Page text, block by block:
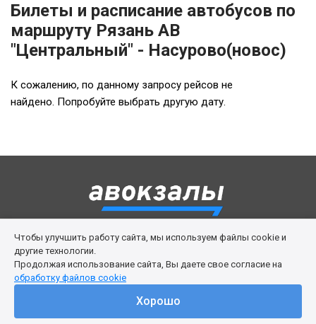
Билеты и расписание автобусов по
маршруту Рязань АВ
"Центральный" - Насурово(новос)
К сожалению, по данному запросу рейсов не
найдено. Попробуйте выбрать другую дату.
Правила сервиса Политика cookies
Личный кабинет Возврат билета Поддержка
© 2016-2026 ООО «Изи Вей»
Чтобы улучшить работу сайта, мы используем файлы cookie и
другие технологии.
Продолжая использование сайта, Вы даете свое согласие на
обработку файлов cookie
Хорошо